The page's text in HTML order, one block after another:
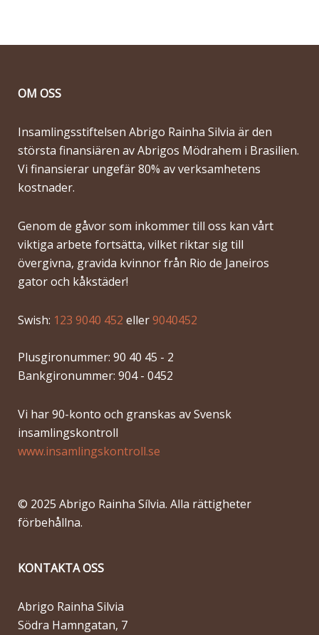
OM OSS
Insamlingsstiftelsen Abrigo Rainha Silvia är den
största finansiären av Abrigos Mödrahem i Brasilien.
Vi finansierar ungefär 80% av verksamhetens
kostnader.
Genom de gåvor som inkommer till oss kan vårt
viktiga arbete fortsätta, vilket riktar sig till
övergivna, gravida kvinnor från Rio de Janeiros
gator och kåkstäder!
Swish: 123 9040 452 eller9040452
Plusgironummer: 90 40 45 - 2
Bankgironummer: 904 - 0452
Vi har 90-konto och granskas av Svensk
insamlingskontroll
www.insamlingskontroll.se
© 2025 Abrigo Rainha Sílvia. Alla rättigheter
förbehållna.
KONTAKTA OSS
Abrigo Rainha Silvia
Södra Hamngatan, 7